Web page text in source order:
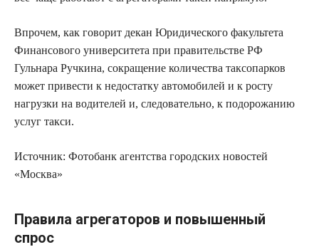
Впрочем, как говорит декан Юридического факультета
Финансового университета при правительстве РФ
Гульнара Ручкина, сокращение количества таксопарков
может привести к недостатку автомобилей и к росту
нагрузки на водителей и, следовательно, к подорожанию
услуг такси.
Источник: Фотобанк агентства городских новостей
«Москва»
Правила агрегаторов и повышенный
спрос